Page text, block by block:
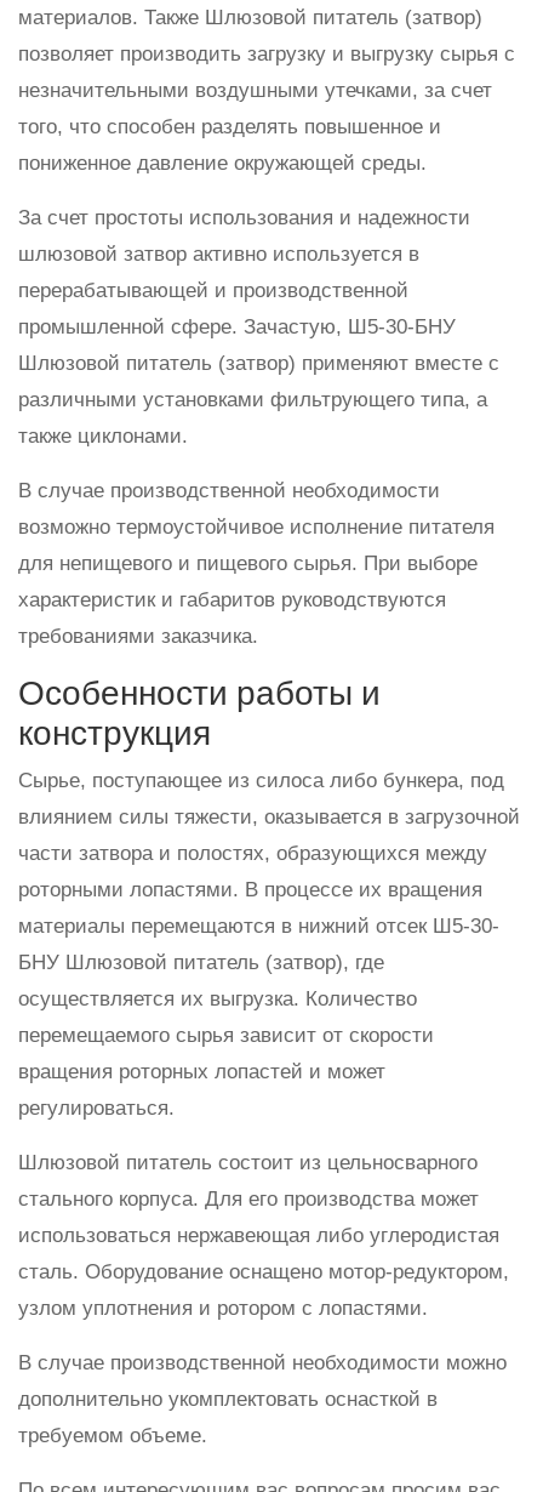
материалов. Также Шлюзовой питатель (затвор)
позволяет производить загрузку и выгрузку сырья с
незначительными воздушными утечками, за счет
того, что способен разделять повышенное и
пониженное давление окружающей среды.
За счет простоты использования и надежности
шлюзовой затвор активно используется в
перерабатывающей и производственной
промышленной сфере. Зачастую, Ш5-30-БНУ
Шлюзовой питатель (затвор) применяют вместе с
различными установками фильтрующего типа, а
также циклонами.
В случае производственной необходимости
возможно термоустойчивое исполнение питателя
для непищевого и пищевого сырья. При выборе
характеристик и габаритов руководствуются
требованиями заказчика.
Особенности работы и
конструкция
Сырье, поступающее из силоса либо бункера, под
влиянием силы тяжести, оказывается в загрузочной
части затвора и полостях, образующихся между
роторными лопастями. В процессе их вращения
материалы перемещаются в нижний отсек Ш5-30-
БНУ Шлюзовой питатель (затвор), где
осуществляется их выгрузка. Количество
перемещаемого сырья зависит от скорости
вращения роторных лопастей и может
регулироваться.
Шлюзовой питатель состоит из цельносварного
стального корпуса. Для его производства может
использоваться нержавеющая либо углеродистая
сталь. Оборудование оснащено мотор-редуктором,
узлом уплотнения и ротором с лопастями.
В случае производственной необходимости можно
дополнительно укомплектовать оснасткой в
требуемом объеме.